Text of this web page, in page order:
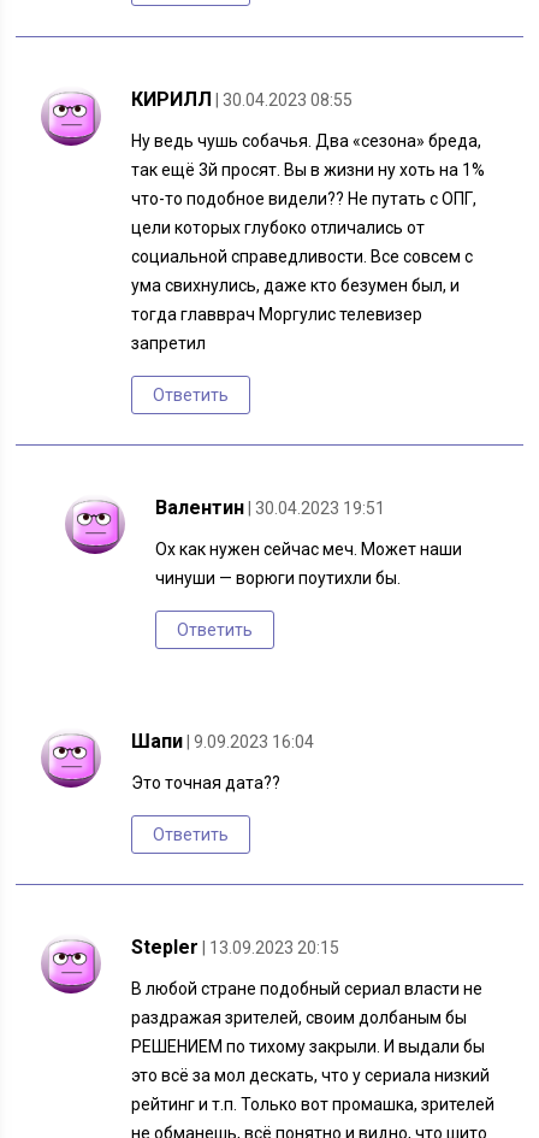
КИРИЛЛ | 30.04.2023 08:55
Ну ведь чушь собачья. Два «сезона» бреда,
так ещё 3й просят. Вы в жизни ну хоть на 1%
что-то подобное видели?? Не путать с ОПГ,
цели которых глубоко отличались от
социальной справедливости. Все совсем с
ума свихнулись, даже кто безумен был, и
тогда главврач Моргулис телевизер
запретил
Ответить
Валентин | 30.04.2023 19:51
Ох как нужен сейчас меч. Может наши
чинуши — ворюги поутихли бы.
Ответить
Шапи | 9.09.2023 16:04
Это точная дата??
Ответить
Stepler | 13.09.2023 20:15
В любой стране подобный сериал власти не
раздражая зрителей, своим долбаным бы
РЕШЕНИЕМ по тихому закрыли. И выдали бы
это всё за мол дескать, что у сериала низкий
рейтинг и т.п. Только вот промашка, зрителей
не обманешь, всё понятно и видно, что шито